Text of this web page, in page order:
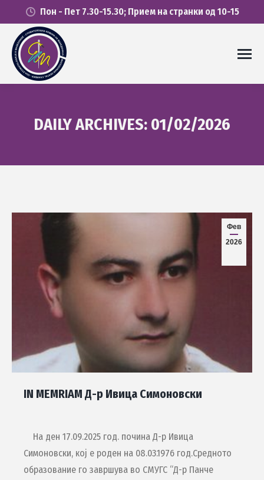
Пон - Пет 7.30-15.30; Прием на странки од 10-15
DAILY ARCHIVES: 01/02/2026
Фев
2026
IN MEMRIAM Д-р Ивица Симоновски
На ден 17.09.2025 год. почина Д-р Ивица
Симоновски, кој е роден на 08.03.1976 год.Средното
образование го завршува во СМУГС “Д-р Панче